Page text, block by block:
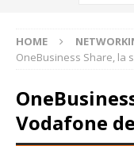
HOME
OneBusiness Share, la
Vodafone